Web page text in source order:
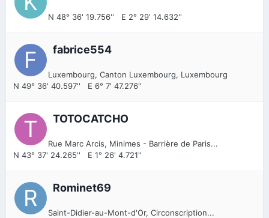
N 48° 36' 19.756'' E 2° 29' 14.632''
fabrice554
Luxembourg, Canton Luxembourg, Luxembourg
N 49° 36' 40.597'' E 6° 7' 47.276''
TOTOCATCHO
Rue Marc Arcis, Minimes - Barrière de Paris...
N 43° 37' 24.265'' E 1° 26' 4.721''
Rominet69
Saint-Didier-au-Mont-d'Or, Circonscription...